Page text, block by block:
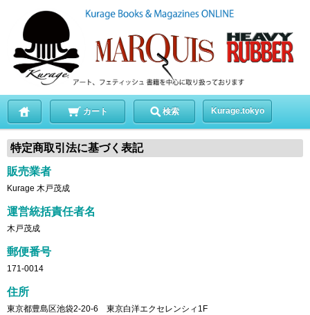
カート 検索 Kurage.tokyo
特定商取引法に基づく表記
販売業者
Kurage 木戸茂成
運営統括責任者名
木戸茂成
郵便番号
171-0014
住所
東京都豊島区池袋2-20-6 東京白洋エクセレンシィ1F